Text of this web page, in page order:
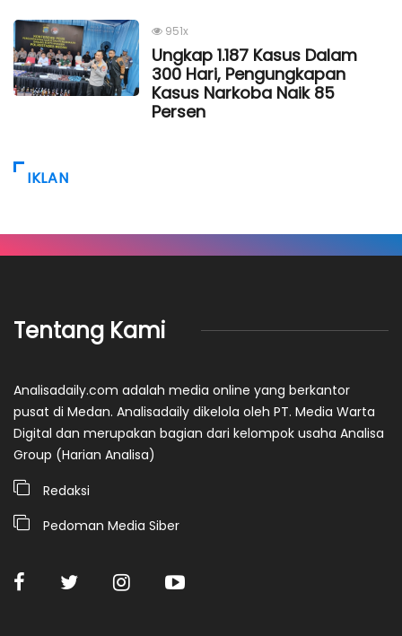
951x
Ungkap 1.187 Kasus Dalam
300 Hari, Pengungkapan
Kasus Narkoba Naik 85
Persen
IKLAN
Tentang Kami
Analisadaily.com adalah media online yang berkantor
pusat di Medan. Analisadaily dikelola oleh PT. Media Warta
Digital dan merupakan bagian dari kelompok usaha Analisa
Group (Harian Analisa)
Redaksi
Pedoman Media Siber